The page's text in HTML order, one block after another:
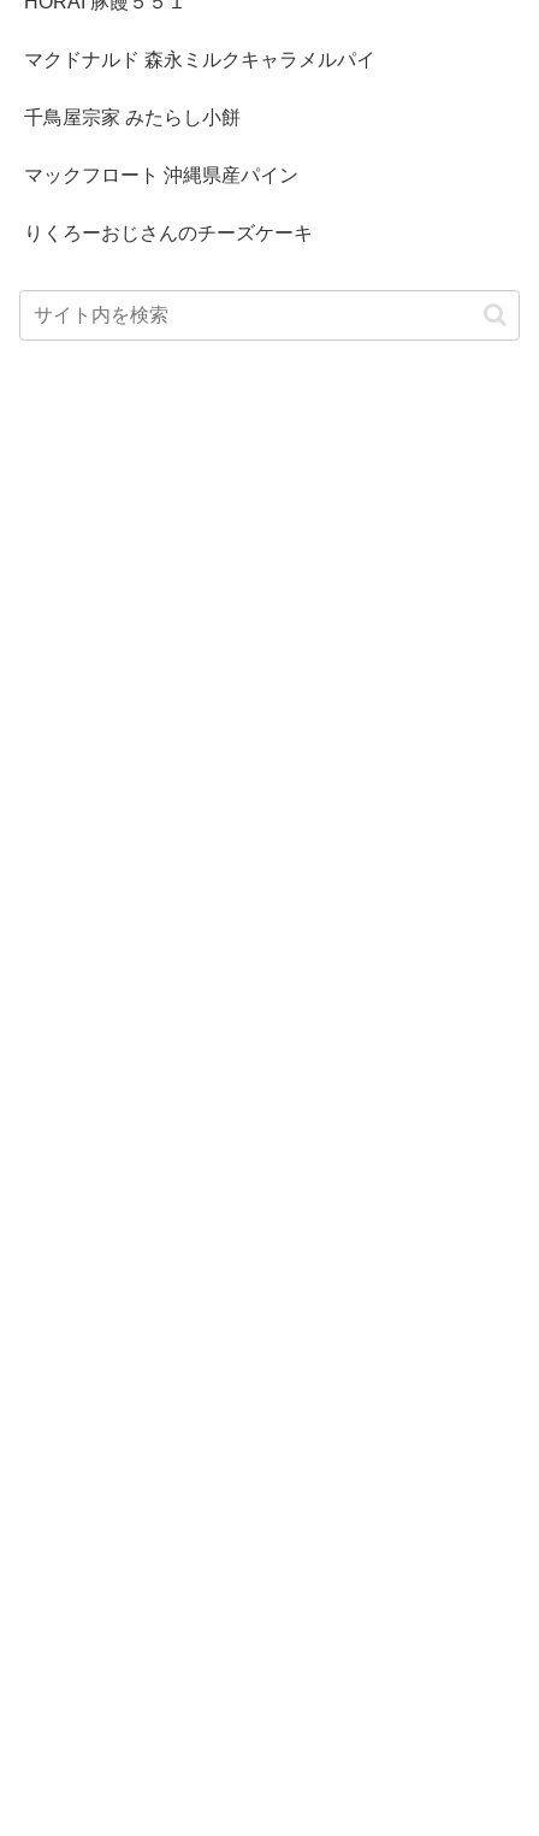
マクドナルド 森永ミルクキャラメルパイ
千鳥屋宗家 みたらし小餅
マックフロート 沖縄県産パイン
りくろーおじさんのチーズケーキ